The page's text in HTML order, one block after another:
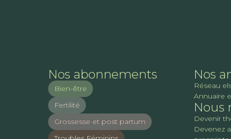
Nos abonnements
Bien-être
Fertilité
Grossesse et post partum
Nos
Réseau
Annuaire
Nous
Devenir
Devenez